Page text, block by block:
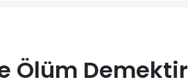
Ölüm Demektir